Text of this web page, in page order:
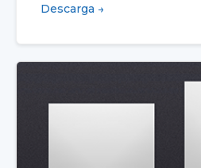
Descarga →